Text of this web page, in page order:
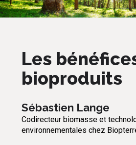
Les
bioproduits
Sébastien Lange
Codirecteur biomasse et
environnementales chez